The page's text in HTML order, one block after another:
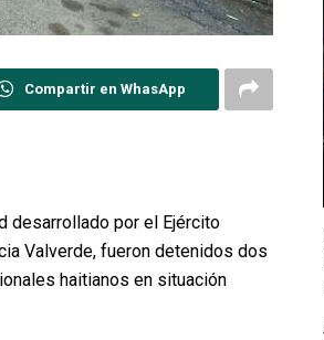
Compartir en WhasApp
desarrollado por el Ejército
Valverde, fueron detenidos dos
haitianos en situación